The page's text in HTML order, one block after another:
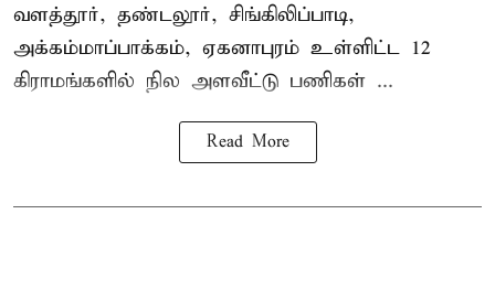
வளத்தூர், தண்டலூர், சிங்கிலிப்பாடி,
அக்கம்மாப்பாக்கம், ஏகனாபுரம் உள்ளிட்ட 12
கிராமங்களில் நில அளவீட்டு பணிகள் ...
Read More